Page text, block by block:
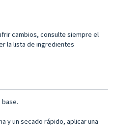
cambios, consulte siempre el
la lista de ingredientes
base.
y un secado rápido, aplicar una